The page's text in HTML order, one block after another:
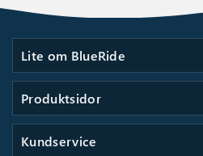
Lite om BlueRide
Produktsidor
Kundservice